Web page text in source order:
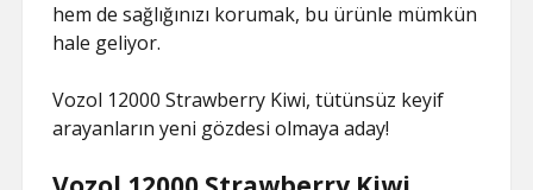
hem de sağlığınızı korumak, bu ürünle mümkün
hale geliyor.
Vozol 12000 Strawberry Kiwi, tütünsüz keyif
arayanların yeni gözdesi olmaya aday!